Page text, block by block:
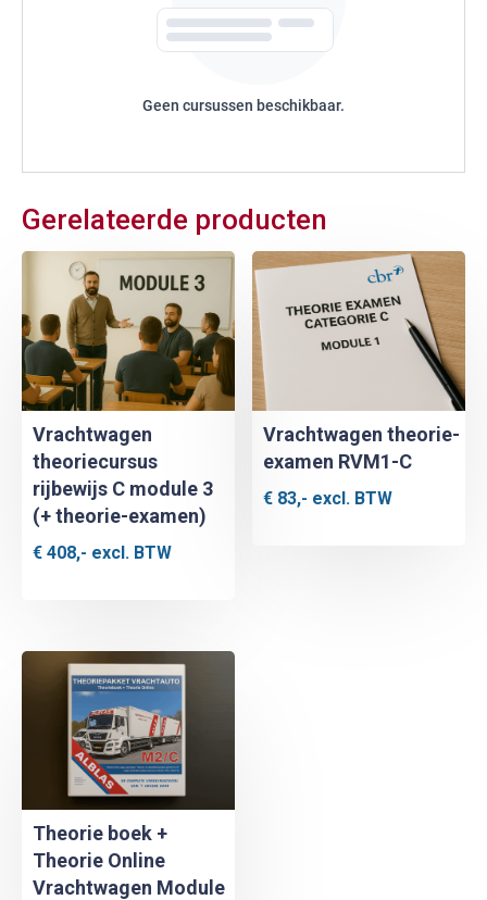
Geen cursussen beschikbaar.
Gerelateerde producten
Vrachtwagen
theoriecursus
rijbewijs C module 3
(+ theorie-examen)
€ 408,- excl. BTW
Vrachtwagen theorie-
examen RVM1-C
€ 83,- excl. BTW
Theorie boek +
Theorie Online
Vrachtwagen Module